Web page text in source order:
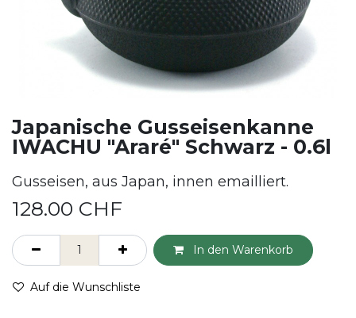
Japanische Gusseisenkanne
IWACHU "Araré" Schwarz - 0.6l
Gusseisen, aus Japan, innen emailliert.
128.00 CHF
In den Warenkorb
Auf die Wunschliste